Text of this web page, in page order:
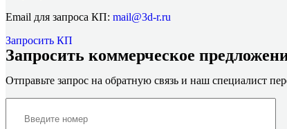
Email для запроса КП: mail@3d-r.ru
Запросить КП
Запросить коммерческое
Отправьте запрос на обратную связь и наш специалист